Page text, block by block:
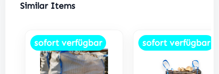
Produktgalerie überspringen
Similar Items
sofort verfügbar sofort verfügbar